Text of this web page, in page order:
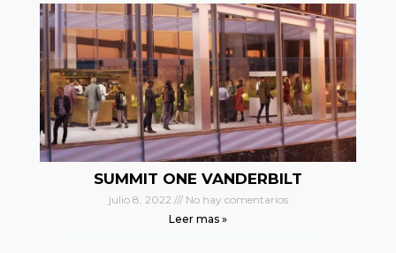
SUMMIT ONE VANDERBILT
julio 8, 2022
No hay comentarios
Leer mas »